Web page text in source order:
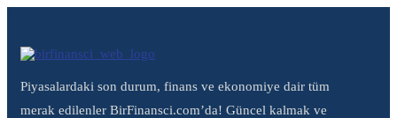
Piyasalardaki son durum, finans ve ekonomiye dair tüm
merak edilenler BirFinansci.com’da! Güncel kalmak ve